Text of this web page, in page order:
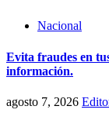
Nacional
Evita fraudes en
información.
agosto 7, 2026